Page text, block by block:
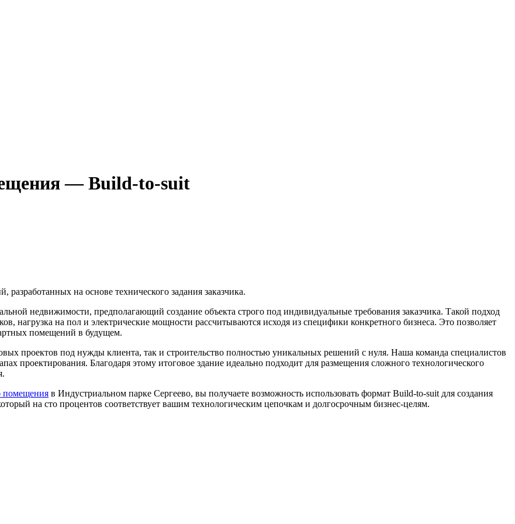
— Build-to-suit
на основе технического задания заказчика.
недвижимости, предполагающий создание объекта строго под индивидуальные требования заказчика. Такой подход
нагрузка на пол и электрические мощности рассчитываются исходя из специфики конкретного бизнеса. Это позволяет
помещений в будущем.
проектов под нужды клиента, так и строительство полностью уникальных решений с нуля. Наша команда специалистов
проектирования. Благодаря этому итоговое здание идеально подходит для размещения сложного технологического
помещения в Индустриальном парке Сергеево, вы получаете возможность использовать формат Build-to-suit для создания
на сто процентов соответствует вашим технологическим цепочкам и долгосрочным бизнес-целям.